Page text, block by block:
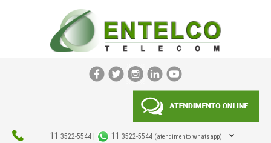
11 3522-5544 | 11 3522-5544 (atendimento whatsapp)